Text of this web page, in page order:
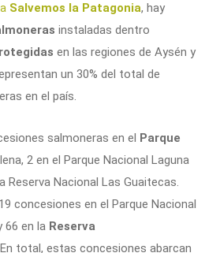
Salvemos la Patagonia, hay
instaladas dentro
en las regiones de Aysén y
un 30% del total de
en el país.
salmoneras en el
Parque
2 en el Parque Nacional Laguna
Reserva Nacional Las Guaitecas.
concesiones en el Parque Nacional
66 en la Reserva
En total, estas concesiones abarcan